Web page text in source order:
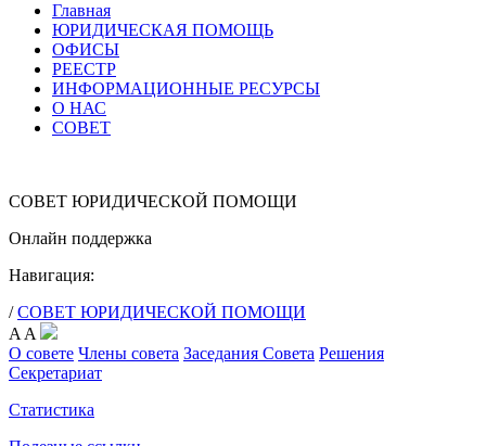
Главная
ЮРИДИЧЕСКАЯ ПОМОЩЬ
ОФИСЫ
РЕЕСТР
ИНФОРМАЦИОННЫЕ РЕСУРСЫ
О НАС
СОВЕТ
СОВЕТ ЮРИДИЧЕСКОЙ ПОМОЩИ
Онлайн поддержка
Навигация:
/ СОВЕТ ЮРИДИЧЕСКОЙ ПОМОЩИ
A A
О совете Члены совета Заседания Совета Решения
Секретариат
Статистика